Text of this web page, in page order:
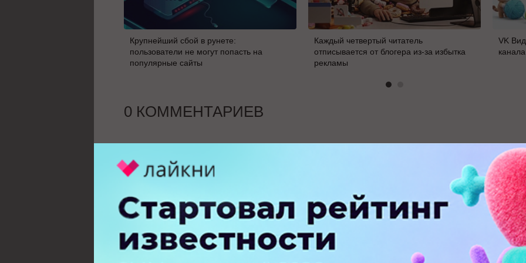
Крупнейший сбой в рунете:
пользователи не могут попасть на
популярные сайты
Каждый четвертый читатель
отписывается от блогера из-за избытка
рекламы
VK
0 КОММЕНТАРИЕВ
ПЕРЕЙТИ НА ПОЛНУЮ ВЕРСИЮ